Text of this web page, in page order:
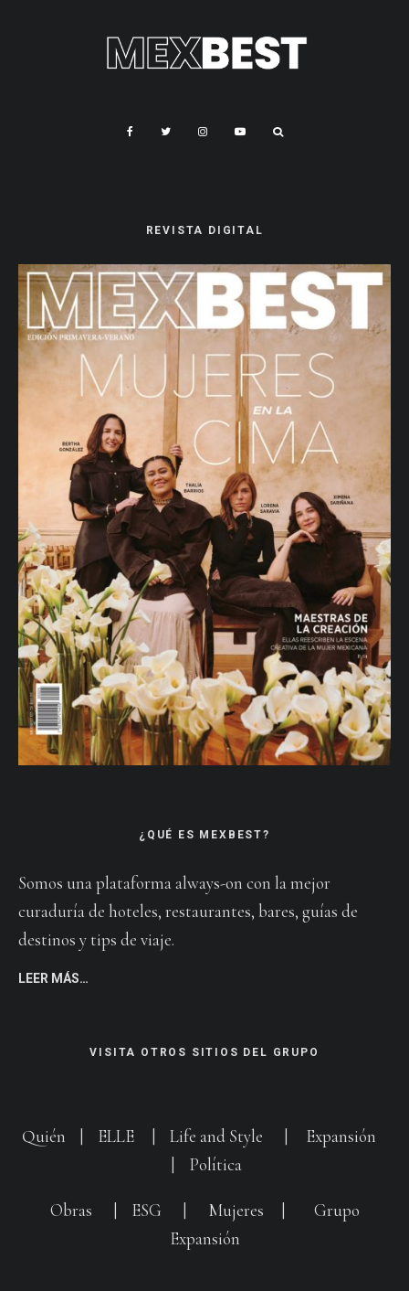
REVISTA DIGITAL
¿QUÉ ES MEXBEST?
Somos una plataforma always-on con la mejor
curaduría de hoteles, restaurantes, bares, guías de
destinos y tips de viaje.
LEER MÁS…
VISITA OTROS SITIOS DEL GRUPO
Quién ELLE Life and Style
Expansión
Política
Obras ESG Mujeres
Grupo
Expansión